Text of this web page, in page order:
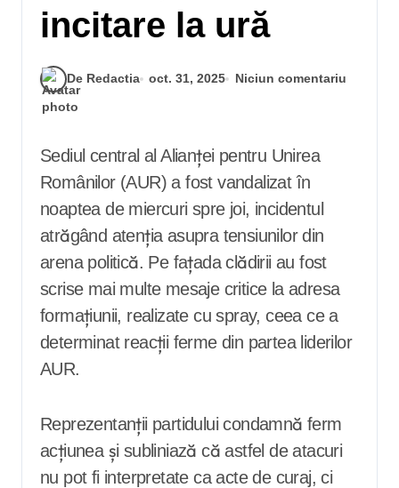
incitare la ură
De Redactia oct. 31, 2025 Niciun comentariu
Sediul central al Alianței pentru Unirea
Românilor (AUR) a fost vandalizat în
noaptea de miercuri spre joi, incidentul
atrăgând atenția asupra tensiunilor din
arena politică. Pe fațada clădirii au fost
scrise mai multe mesaje critice la adresa
formațiunii, realizate cu spray, ceea ce a
determinat reacții ferme din partea liderilor
AUR.
Reprezentanții partidului condamnă ferm
acțiunea și subliniază că astfel de atacuri
nu pot fi interpretate ca acte de curaj, ci